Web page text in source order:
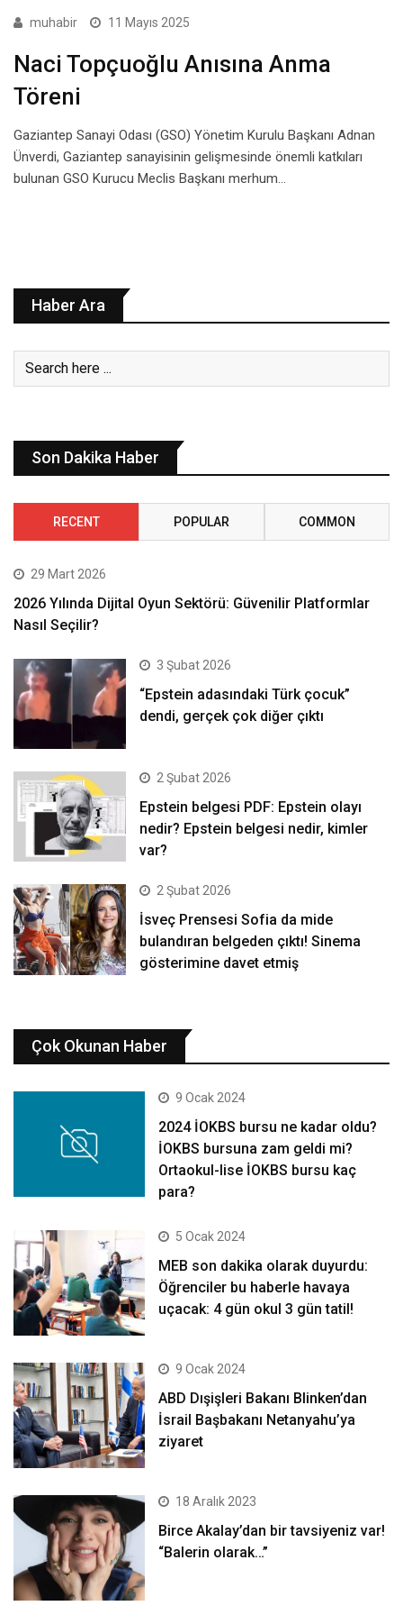
muhabir 11 Mayıs 2025
Naci Topçuoğlu Anısına Anma
Töreni
Gaziantep Sanayi Odası (GSO) Yönetim Kurulu Başkanı Adnan
Ünverdi, Gaziantep sanayisinin gelişmesinde önemli katkıları
bulunan GSO Kurucu Meclis Başkanı merhum…
Haber Ara
Son Dakika Haber
RECENT POPULAR COMMON
29 Mart 2026
2026 Yılında Dijital Oyun Sektörü: Güvenilir Platformlar
Nasıl Seçilir?
3 Şubat 2026
“Epstein adasındaki Türk çocuk”
dendi, gerçek çok diğer çıktı
2 Şubat 2026
Epstein belgesi PDF: Epstein olayı
nedir? Epstein belgesi nedir, kimler
var?
2 Şubat 2026
İsveç Prensesi Sofia da mide
bulandıran belgeden çıktı! Sinema
gösterimine davet etmiş
Çok Okunan Haber
9 Ocak 2024
2024 İOKBS bursu ne kadar oldu?
İOKBS bursuna zam geldi mi?
Ortaokul-lise İOKBS bursu kaç
para?
5 Ocak 2024
MEB son dakika olarak duyurdu:
Öğrenciler bu haberle havaya
uçacak: 4 gün okul 3 gün tatil!
9 Ocak 2024
ABD Dışişleri Bakanı Blinken’dan
İsrail Başbakanı Netanyahu’ya
ziyaret
18 Aralık 2023
Birce Akalay’dan bir tavsiyeniz var!
“Balerin olarak…”